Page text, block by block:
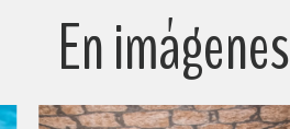
En imágenes